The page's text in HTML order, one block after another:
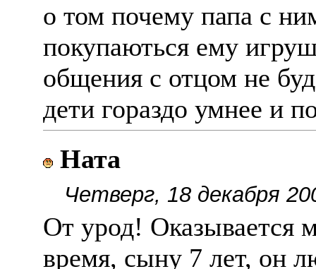
о том почему папа с
покупаються ему
общения с отцом не
дети гораздо умнее и
Ната
Четверг, 18 декабря
От урод! Оказывается
время, сыну 7 лет, он